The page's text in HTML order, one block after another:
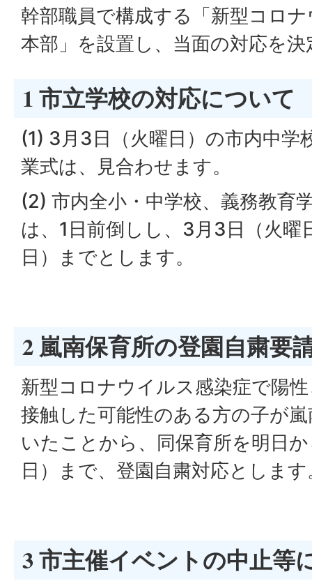
幹部職員で構成する「新型コロ
本部」を設置し、当面の対応を
1 市立学校の対応について
(1) 3月3日（火曜日）の市内中学
業式は、見合わせます。
(2) 市内全小・中学校、義務教育
は、1日前倒しし、3月3日（火曜
日）までとします。
2 嵐南保育所の登園自粛要
新型コロナウイルス感染症で陽
接触した可能性のある方の子が
いたことから、同保育所を明日
日）まで、登園自粛対応とします
3 市主催イベントの中止等